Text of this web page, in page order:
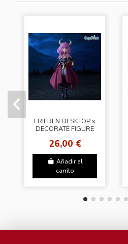
FRIEREN DESKTOP x
DECORATE FIGURE
26,00 €
Añadir al
carrito